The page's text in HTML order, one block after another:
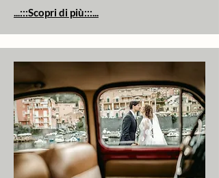
...:::Scopri di più:::...